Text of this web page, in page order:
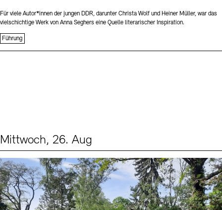
Für viele Autor*innen der jungen DDR, darunter Christa Wolf und Heiner Müller, war das
vielschichtige Werk von Anna Seghers eine Quelle literarischer Inspiration.
Führung
Mittwoch, 26. Aug